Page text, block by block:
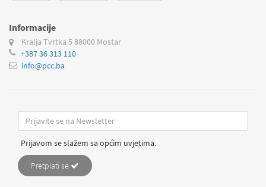
Informacije
Kralja Tvrtka 5 88000 Mostar
+387 36 313 110
info@pcc.ba
Prijavom se slažem sa općim uvjetima.
Pretplati se